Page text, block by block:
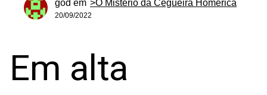
god em >O Mistério da Cegueira Homérica
20/09/2022
Em alta